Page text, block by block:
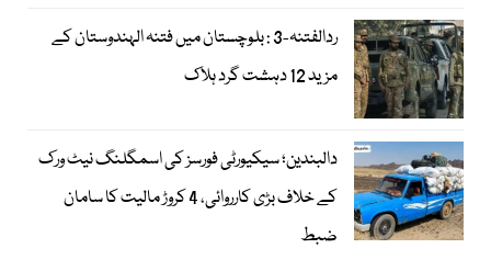
ردالفتنہ-3 : بلوچستان میں فتنہ الہندوستان کے
مزید 12 دہشت گرد ہلاک
دالبندین؛ سیکیورٹی فورسز کی اسمگلنگ نیٹ ورک
کے خلاف بڑی کارروائی، 4 کروڑ مالیت کا سامان
ضبط